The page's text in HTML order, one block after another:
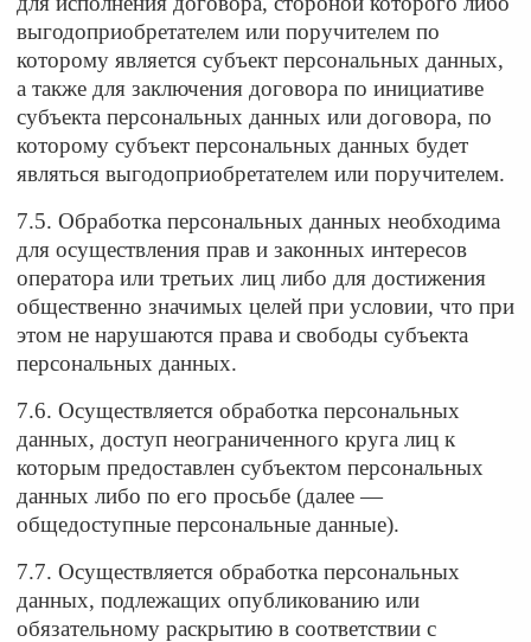
выгодоприобретателем или поручителем по
которому является субъект персональных данных,
а также для заключения договора по инициативе
субъекта персональных данных или договора, по
которому субъект персональных данных будет
являться выгодоприобретателем или поручителем.
7.5. Обработка персональных данных необходима
для осуществления прав и законных интересов
оператора или третьих лиц либо для достижения
общественно значимых целей при условии, что при
этом не нарушаются права и свободы субъекта
персональных данных.
7.6. Осуществляется обработка персональных
данных, доступ неограниченного круга лиц к
которым предоставлен субъектом персональных
данных либо по его просьбе (далее —
общедоступные персональные данные).
7.7. Осуществляется обработка персональных
данных, подлежащих опубликованию или
обязательному раскрытию в соответствии с